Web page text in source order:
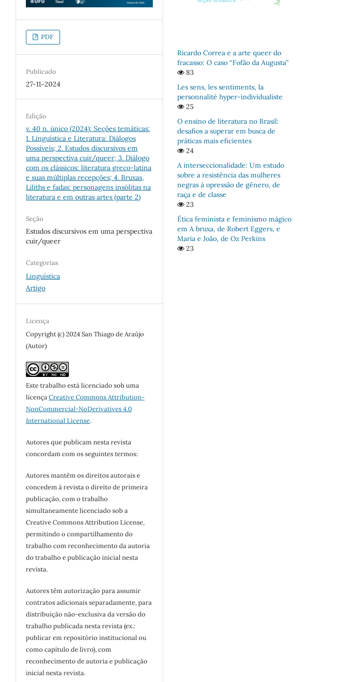
PDF
Publicado
27-11-2024
Edição
v. 40 n. único (2024): Seções temáticas:
1. Linguística e Literatura: Diálogos
Possíveis; 2. Estudos discursivos em
uma perspectiva cuir/queer; 3. Diálogo
com os clássicos: literatura greco-latina
e suas múltiplas recepções; 4. Bruxas,
Liliths e fadas: personagens insólitas na
literatura e em outras artes (parte 2)
Seção
Estudos discursivos em uma perspectiva
cuir/queer
Categorias
Linguística
Artigo
Licença
Copyright (c) 2024 San Thiago de Araújo
(Autor)
Este trabalho está licenciado sob uma
licençaCreative Commons Attribution-
NonCommercial-NoDerivatives 4.0
International License.
Autores que publicam nesta revista
concordam com os seguintes termos:
Autores mantêm os direitos autorais e
concedem à revista o direito de primeira
publicação, com o trabalho
simultaneamente licenciado sob a
Creative Commons Attribution License,
permitindo o compartilhamento do
trabalho com reconhecimento da autoria
do trabalho e publicação inicial nesta
revista.
Autores têm autorização para assumir
contratos adicionais separadamente, para
distribuição não-exclusiva da versão do
trabalho publicada nesta revista (ex.:
publicar em repositório institucional ou
como capítulo de livro), com
reconhecimento de autoria e publicação
inicial nesta revista.
Ricardo Correa e a arte queer do
fracasso: O caso “Fofão da Augusta”
83
Les sens, les sentiments, la
personnalité hyper-individualiste
25
O ensino de literatura no Brasil:
desafios a superar em busca de
práticas mais eficientes
24
A interseccionalidade: Um estudo
sobre a resistência das mulheres
negras à opressão de gênero, de
raça e de classe
23
Ética feminista e feminismo mágico
em A bruxa, de Robert Eggers, e
Maria e João, de Oz Perkins
23